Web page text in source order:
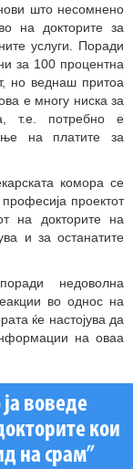
што несомнено
на докторите за
услуги. Поради
за 100 процентна
но веднаш притоа
е многу ниска за
т.е. потребно е
на платите за
комора се
проектот
на докторите на
и за останатите
недоволна
во однос на
ќе настојува да
на оваа
воведе
кои
на срам”